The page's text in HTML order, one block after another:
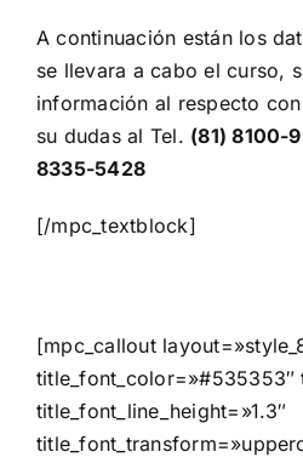
A continuación están los
se llevara a cabo el curso,
información al respecto
su dudas al Tel. (81) 8100-
8335-5428
[/mpc_textblock]
[mpc_callout
title_font_color=»#535353″
title_font_line_height=»1.3″